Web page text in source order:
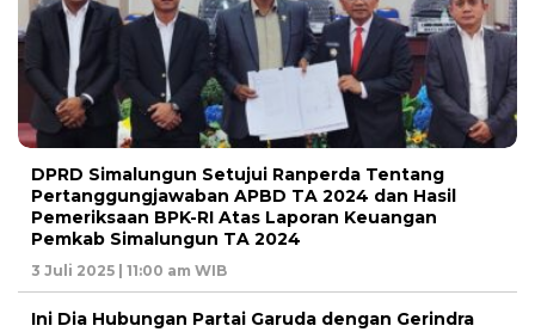
DPRD Simalungun Setujui Ranperda Tentang
Pertanggungjawaban APBD TA 2024 dan Hasil
Pemeriksaan BPK-RI Atas Laporan Keuangan
Pemkab Simalungun TA 2024
3 Juli 2025 | 11:00 am WIB
Ini Dia Hubungan Partai Garuda dengan Gerindra